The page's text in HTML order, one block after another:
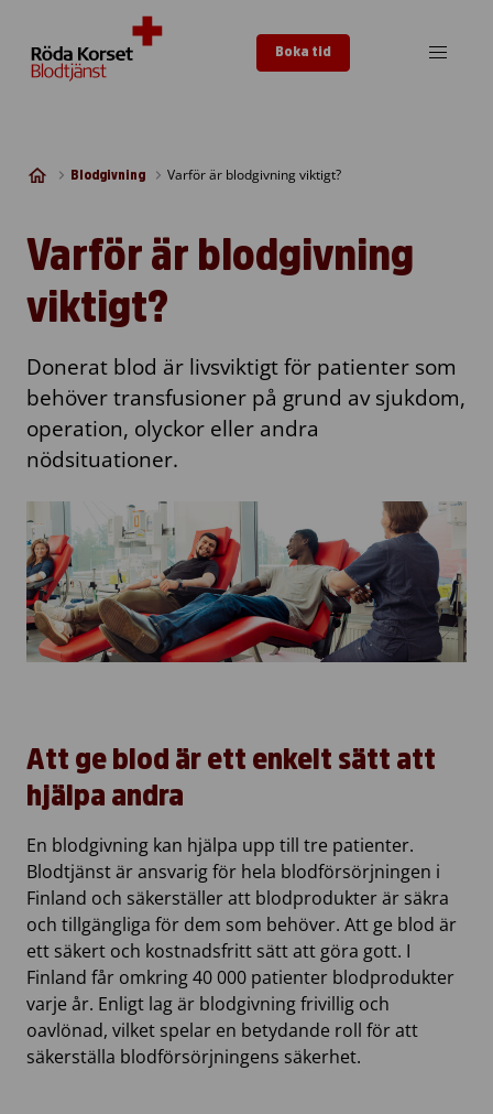
Boka tid
Blodgivning Varför är blodgivning viktigt?
Varför är blodgivning
viktigt?
Donerat blod är livsviktigt för patienter som
behöver transfusioner på grund av sjukdom,
operation, olyckor eller andra
nödsituationer.
Att ge blod är ett enkelt sätt att
hjälpa andra
En blodgivning kan hjälpa upp till tre patienter.
Blodtjänst är ansvarig för hela blodförsörjningen i
Finland och säkerställer att blodprodukter är säkra
och tillgängliga för dem som behöver. Att ge blod är
ett säkert och kostnadsfritt sätt att göra gott. I
Finland får omkring 40 000 patienter blodprodukter
varje år. Enligt lag är blodgivning frivillig och
oavlönad, vilket spelar en betydande roll för att
säkerställa blodförsörjningens säkerhet.